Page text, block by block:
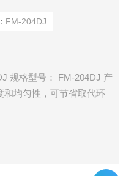
FM-204DJ
规格型号： FM-204DJ 产
和均匀性，可节省取代环
于施工单位分层碾压分层
任意层，广泛应用于国内